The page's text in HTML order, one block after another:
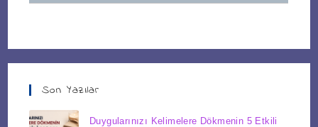
Son Yazılar
Duygularınızı Kelimelere Dökmenin 5 Etkili